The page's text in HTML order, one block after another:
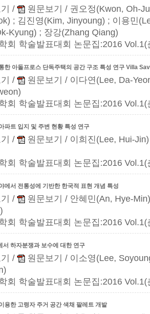
/ 원문보기
/ 권오정(Kwon, Oh-
; 김진영(Kim, Jinyoung) ; 이용민
Kyung) ; 장강(Zhang Qiang)
회 학술발표대회 논문집:2016
한 아돌프로스 단독주택의 공간 구조 특성 연구 Villa
/ 원문보기
/ 이다연(Lee, Da-
회 학술발표대회 논문집:2016
파트 입지 및 주변 현황 특성 연구
/ 원문보기
/ 이희진(Lee, Hui-
회 학술발표대회 논문집:2016
에서 전통성에 기반한 한국적 표현 개념 특성
/ 원문보기
/ 안혜민(An, Hye-
회 학술발표대회 논문집:2016
서 하자분쟁과 보수에 대한 연구
/ 원문보기
/ 이소영(Lee,
회 학술발표대회 논문집:2016
용한 고령자 주거 공간 색채 팔레트 개발